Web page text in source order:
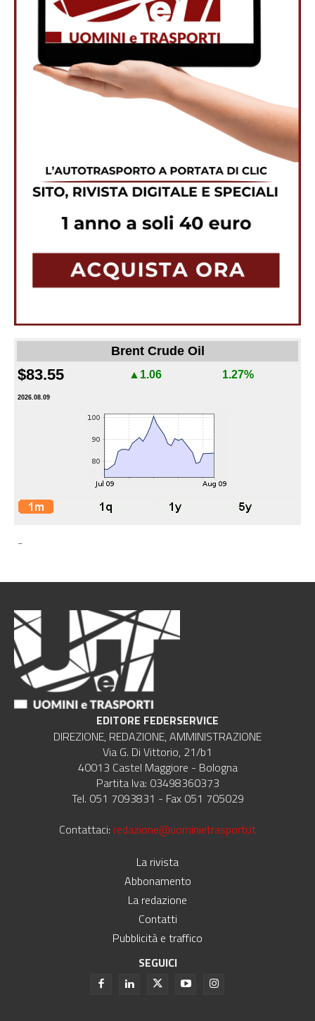
Brent Crude Oil
$83.55 ▲1.06 1.27%
2026.08.09
-
EDITORE FEDERSERVICE
DIREZIONE, REDAZIONE, AMMINISTRAZIONE
Via G. Di Vittorio, 21/b1
40013 Castel Maggiore - Bologna
Partita Iva: 03498360373
Tel. 051 7093831 - Fax 051 705029
Contattaci: redazione@uominietrasporti.it
La rivista
Abbonamento
La redazione
Contatti
Pubblicità e traffico
SEGUICI